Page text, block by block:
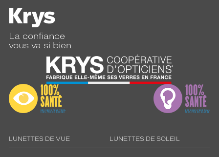
La confiance
vous va si bien
LUNETTES DE VUE LUNETTES DE SOLEIL